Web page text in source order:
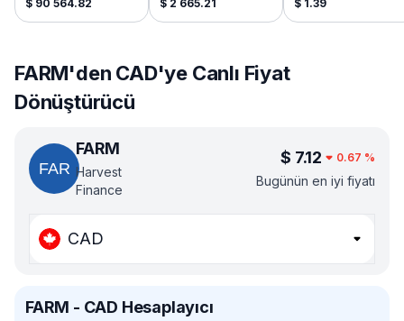
$ 90 564.82 $ 2 665.21 $ 1.39
FARM'den CAD'ye Canlı Fiyat
Dönüştürücü
FARM
Harvest
Finance
$ 7.12 0.67 %
Bugünün en iyi fiyatı
CAD
FARM - CAD Hesaplayıcı